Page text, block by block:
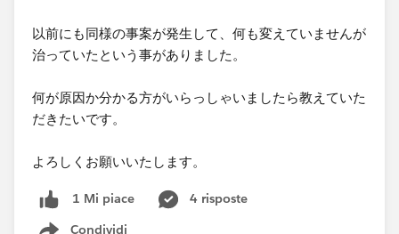
以前にも同様の事案が発生して、何も変えていませんが
治っていたという事がありました。
何が原因か分かる方がいらっしゃいましたら教えていた
だきたいです。
よろしくお願いいたします。
1 Mi piace
4 risposte
Condividi